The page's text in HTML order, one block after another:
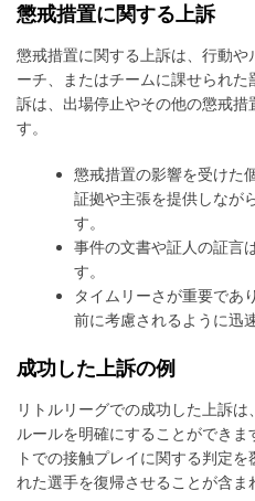
懲戒措置に関する上訴
懲戒措置に関する上訴は、行動
ーチ、またはチームに課せられ
訴は、出場停止やその他の懲戒措
す。
懲戒措置の影響を受けた
証拠や主張を提供しなが
す。
事件の文書や証人の証言
す。
タイムリーさが重要であ
前に考慮されるように迅
成功した上訴の例
リトルリーグでの成功した上訴
ルールを明確にすることができ
トでの接触プレイに関する判定
れた選手を復帰させることが含ま